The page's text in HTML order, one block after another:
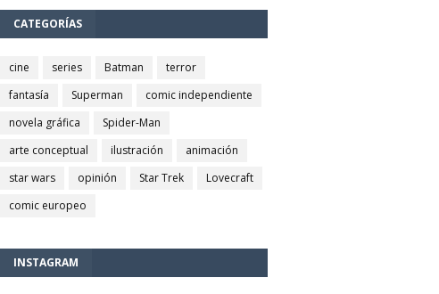
CATEGORÍAS
cine series Batman
terror
fantasía
Superman
comic independiente
novela gráfica
Spider-Man
arte conceptual
ilustración
animación
star wars
opinión Star Trek
Lovecraft
comic europeo
INSTAGRAM